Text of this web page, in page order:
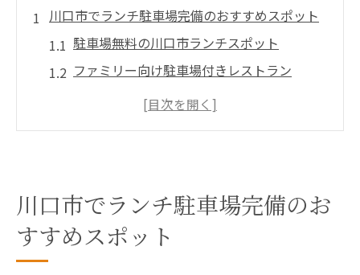
川口市でランチ駐車場完備のおすすめスポット
駐車場無料の川口市ランチスポット
ファミリー向け駐車場付きレストラン
地元の味を楽しむ駐車場完備のカフェ
駐車場の心配無用川口市で楽しむ絶品ランチ
駐車場付きで楽しむ川口市のランチメニュ
川口市でランチ駐車場完備のお
すすめスポット